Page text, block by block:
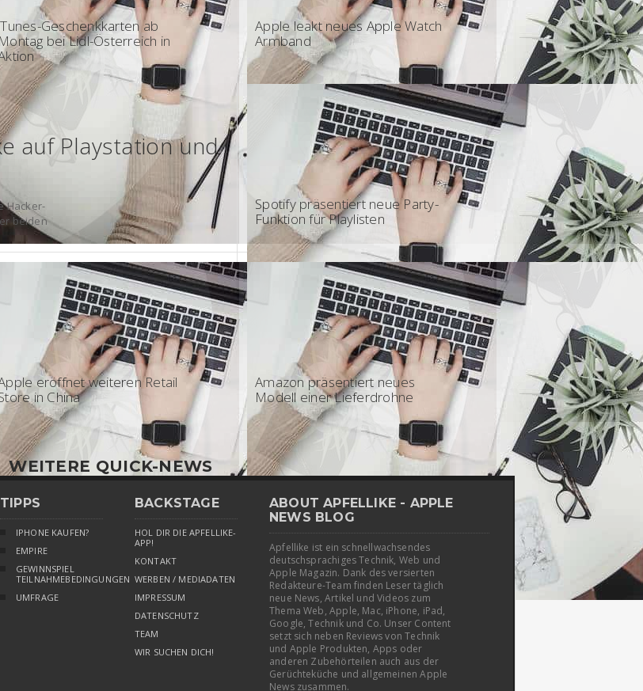
17:57 - Österreich
Geschenkkarten ab
Montag bei Lidl-Österreich in
12:40 - Featured
Apple leakt neues Apple Watch
Armband
auf Playstation und
Hacker-
beiden
07:00 - Party
Spotify präsentiert neue Party-
Funktion für Playlisten
08:30 - Apple
eröffnet weiteren Retail
in China
15:45 - Amazon
Amazon präsentiert neues
Modell einer Lieferdrohne
WEITERE QUICK-NEWS
TIPPS
IPHONE KAUFEN?
EMPIRE
GEWINNSPIEL
TEILNAHMEBEDINGUNGEN
UMFRAGE
BACKSTAGE
HOL DIR DIE APFELLIKE-
APP!
KONTAKT
WERBEN / MEDIADATEN
IMPRESSUM
DATENSCHUTZ
TEAM
WIR SUCHEN DICH!
ABOUT APFELLIKE - APPLE
NEWS BLOG
Apfellike ist ein schnellwachsendes
deutschsprachiges Technik, Web und
Apple Magazin. Dank des versierten
Redakteure-Team finden Leser täglich
neue News, Artikel und Videos zum
Thema Web, Apple, Mac, iPhone, iPad,
Google, Technik und Co. Unser Content
setzt sich neben Reviews von Technik
und Apple Produkten, Apps oder
anderen Zubehörteilen auch aus der
Gerüchteküche und allgemeinen Apple
News zusammen.